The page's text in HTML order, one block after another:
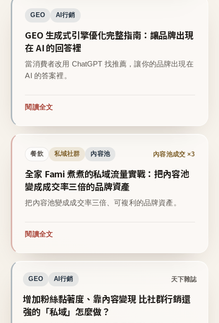
GEO AI行銷
GEO 生成式引擎優化完整指南：讓品牌出現
在 AI 的回答裡
當消費者改用 ChatGPT 找推薦，讓你的品牌出現在
AI 的答案裡。
閱讀全文
餐飲 私域社群 內容池 內容池成交 ×3
全家 Fami 煮煮的私域流量實戰：把內容池
變成成交率三倍的品牌資產
把內容池變成成交率三倍、可複利的品牌資產。
閱讀全文
GEO AI行銷 天下雜誌
增加粉絲黏著度、靠內容變現 比社群行銷還
強的「私域」怎麼做？